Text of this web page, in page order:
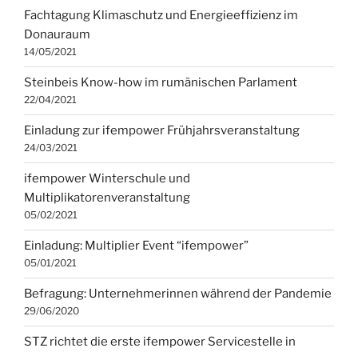
Fachtagung Klimaschutz und Energieeffizienz im
Donauraum
14/05/2021
Steinbeis Know-how im rumänischen Parlament
22/04/2021
Einladung zur ifempower Frühjahrsveranstaltung
24/03/2021
ifempower Winterschule und
Multiplikatorenveranstaltung
05/02/2021
Einladung: Multiplier Event “ifempower”
05/01/2021
Befragung: Unternehmerinnen während der Pandemie
29/06/2020
STZ richtet die erste ifempower Servicestelle in